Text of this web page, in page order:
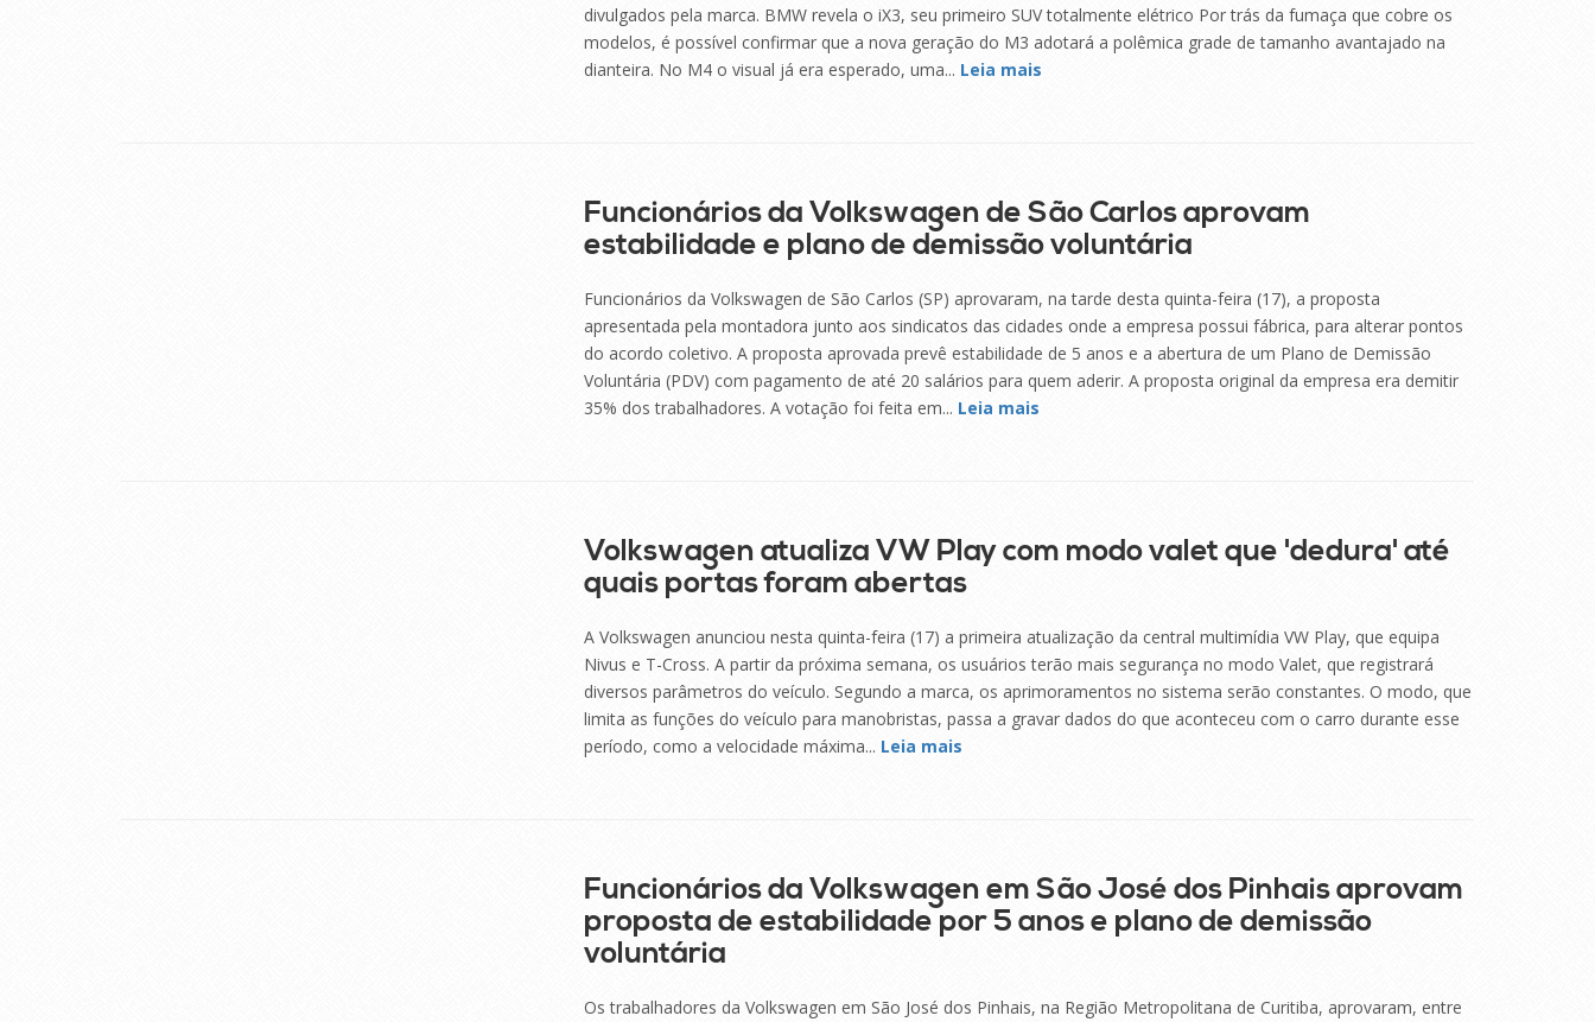
divulgados pela marca. BMW revela o iX3, seu primeiro SUV totalmente elétrico Por trás da fumaça que cobre os
modelos, é possível confirmar que a nova geração do M3 adotará a polêmica grade de tamanho avantajado na
dianteira. No M4 o visual já era esperado, uma... Leia mais
Funcionários da Volkswagen de São Carlos aprovam
estabilidade e plano de demissão voluntária
Funcionários da Volkswagen de São Carlos (SP) aprovaram, na tarde desta quinta-feira (17), a proposta
apresentada pela montadora junto aos sindicatos das cidades onde a empresa possui fábrica, para alterar pontos
do acordo coletivo. A proposta aprovada prevê estabilidade de 5 anos e a abertura de um Plano de Demissão
Voluntária (PDV) com pagamento de até 20 salários para quem aderir. A proposta original da empresa era demitir
35% dos trabalhadores. A votação foi feita em... Leia mais
Volkswagen atualiza VW Play com modo valet que 'dedura' até
quais portas foram abertas
A Volkswagen anunciou nesta quinta-feira (17) a primeira atualização da central multimídia VW Play, que equipa
Nivus e T-Cross. A partir da próxima semana, os usuários terão mais segurança no modo Valet, que registrará
diversos parâmetros do veículo. Segundo a marca, os aprimoramentos no sistema serão constantes. O modo, que
limita as funções do veículo para manobristas, passa a gravar dados do que aconteceu com o carro durante esse
período, como a velocidade máxima... Leia mais
Funcionários da Volkswagen em São José dos Pinhais aprovam
proposta de estabilidade por 5 anos e plano de demissão
voluntária
Os trabalhadores da Volkswagen em São José dos Pinhais, na Região Metropolitana de Curitiba, aprovaram, entre